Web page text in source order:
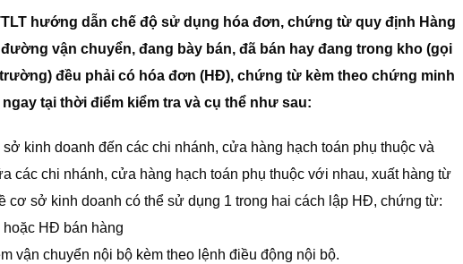
hướng dẫn chế độ sử dụng hóa đơn, chứng từ quy định Hàng
vận chuyển, đang bày bán, đã bán hay đang trong kho (gọi
đều phải có hóa đơn (HĐ), chứng từ kèm theo chứng minh
tại thời điểm kiểm tra và cụ thể như sau:
kinh doanh đến các chi nhánh, cửa hàng hạch toán phụ thuộc và
các chi nhánh, cửa hàng hạch toán phụ thuộc với nhau, xuất hàng từ
cơ sở kinh doanh có thể sử dụng 1 trong hai cách lập HĐ, chứng từ:
HĐ bán hàng
vận chuyển nội bộ kèm theo lệnh điều động nội bộ.